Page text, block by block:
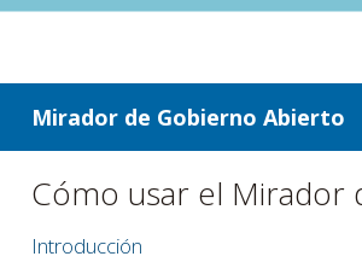
ir a contenido
ir al menú
Mirador de Gobierno Abierto
Cómo usar el Mirador
Introducción